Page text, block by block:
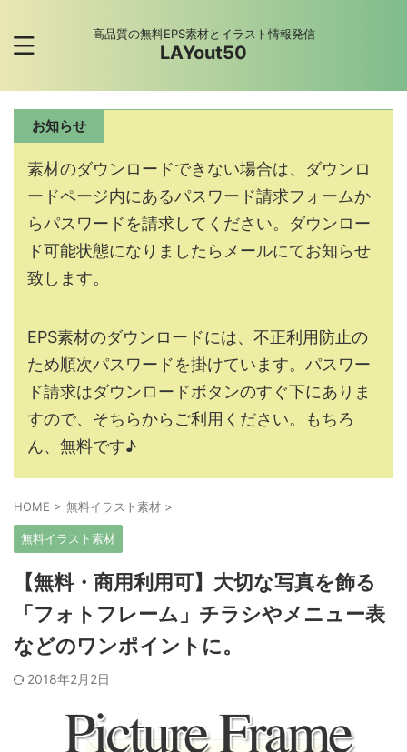
高品質の無料EPS素材とイラスト情報発信
LAYout50
お知らせ
素材のダウンロードできない場合は、ダウンロ
ードページ内にあるパスワード請求フォームか
らパスワードを請求してください。ダウンロー
ド可能状態になりましたらメールにてお知らせ
致します。
EPS素材のダウンロードには、不正利用防止の
ため順次パスワードを掛けています。パスワー
ド請求はダウンロードボタンのすぐ下にありま
すので、そちらからご利用ください。もちろ
ん、無料です♪
HOME > 無料イラスト素材 >
無料イラスト素材
【無料・商用利用可】大切な写真を飾る
「フォトフレーム」チラシやメニュー表
などのワンポイントに。
2018年2月2日